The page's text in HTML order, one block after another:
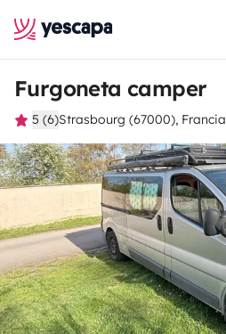
Furgoneta camper
5 (6)Strasbourg (67000), Francia